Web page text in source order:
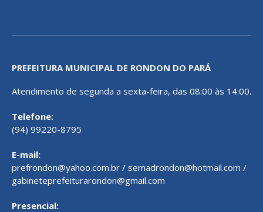
PREFEITURA MUNICIPAL DE RONDON DO PARÁ
Atendimento de segunda a sexta-feira, das 08:00 às 14:00.
Telefone:
(94) 99220-8795
E-mail:
prefrondon@yahoo.com.br / semadrondon@hotmail.com /
gabineteprefeiturarondon@gmail.com
Presencial: